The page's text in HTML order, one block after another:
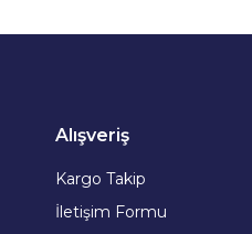
Alışveriş
Kargo Takip
İletişim Formu